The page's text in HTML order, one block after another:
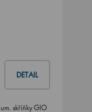
DETAIL
skříňky GIO